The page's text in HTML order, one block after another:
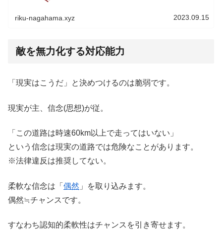
riku-nagahama.xyz 2023.09.15
敵を無力化する対応能力
「現実はこうだ」と決めつけるのは脆弱です。
現実が主、信念(思想)が従。
「この道路は時速60km以上で走ってはいない」
という信念は現実の道路では危険なことがあります。
※法律違反は推奨してない。
柔軟な信念は「 偶然 」を取り込みます。
偶然≒チャンスです。
すなわち認知的柔軟性はチャンスを引き寄せます。